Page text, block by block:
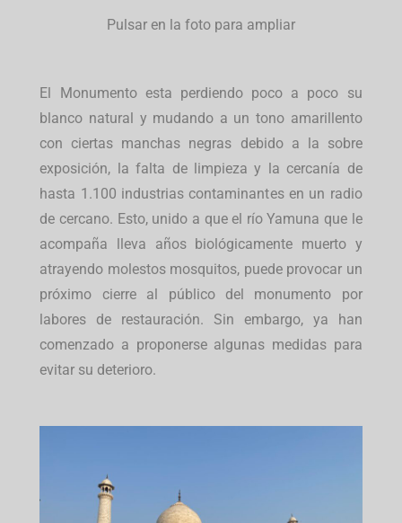
Pulsar en la foto para ampliar
El Monumento esta perdiendo poco a poco su
blanco natural y mudando a un tono amarillento
con ciertas manchas negras debido a la sobre
exposición, la falta de limpieza y la cercanía de
hasta 1.100 industrias contaminantes en un radio
de cercano. Esto, unido a que el río Yamuna que le
acompaña lleva años biológicamente muerto y
atrayendo molestos mosquitos, puede provocar un
próximo cierre al público del monumento por
labores de restauración. Sin embargo, ya han
comenzado a proponerse algunas medidas para
evitar su deterioro.